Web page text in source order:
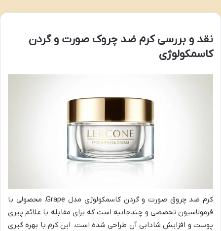
نقد و بررسی کرم ضد چروک صورت و گردن
کاسمکولوژی
کرم ضد چروق صورت و گردن کاسمکولوژی مدل Grape، محصولی با
فرمولاسیون تخصصی و چندجانبه است که برای مقابله با علائم پیری
پوست و افزایش شادابی آن طراحی شده است. این کرم با بهره گیری